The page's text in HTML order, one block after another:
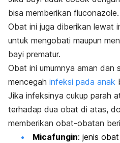
bisa memberikan fluconazole.
Obat ini juga diberikan lewat
untuk mengobati maupun
bayi prematur.
Obat ini umumnya aman dan
mencegah infeksi pada anak
Jika infeksinya cukup parah
terhadap dua obat di atas,
memberikan obat-obatan
Micafungin: jenis